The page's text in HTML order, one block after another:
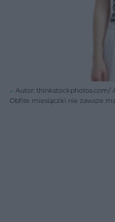
Autor: thinkstockphotos.com/
Obfite miesiączki nie zawsze
normalne w dwóch okresach